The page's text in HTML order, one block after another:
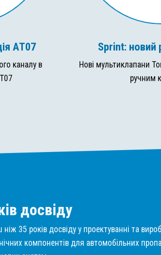
AT07
каналу в
Sprint: новий
Нові мультиклапани
ручним
досвіду
ніж 35 років досвіду у проектуванні та
компонентів для автомобільних